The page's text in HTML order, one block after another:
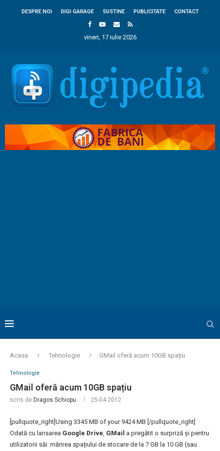
DESPRE NOI DIGI GARAGE SUSTINE PUBLICITATE CONTACT
vineri, 17 iulie 2026
Acasa Tehnologie GMail oferă acum 10GB spațiu
Tehnologie
GMail oferă acum 10GB spațiu
scris de Dragos Schiopu 25-04-2012
[pullquote_right]Using 3345 MB of your 9424 MB [/pullquote_right]
Odată cu lansarea Google Drive, GMail a pregătit o surpriză și pentru
utilizatorii săi: mărirea spațiului de stocare de la 7 GB la 10 GB (sau